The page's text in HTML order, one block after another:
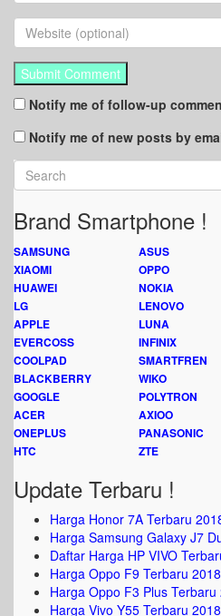
Notify me of follow-up
Notify me of new posts by
Brand Smartphone !
SAMSUNG ASUS
XIAOMI
OPPO
HUAWEI
NOKIA
LG
LENOVO
APPLE
LUNA
EVERCOSS
INFINIX
COOLPAD
SMARTFREN
BLACKBERRY
WIKO
GOOGLE
POLYTRON
ACER
AXIOO
ONEPLUS
PANASONIC
HTC
ZTE
Update Terbaru !
Harga Honor 7A Terbaru
Harga Samsung Galaxy J7
Daftar Harga HP VIVO
Harga Oppo F9 Terbaru 2018
Harga Oppo F3 Plus Terbaru
Harga Vivo Y55 Terbaru 2018